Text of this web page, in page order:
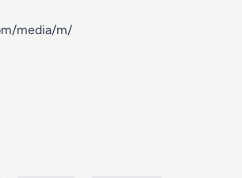
media/m/